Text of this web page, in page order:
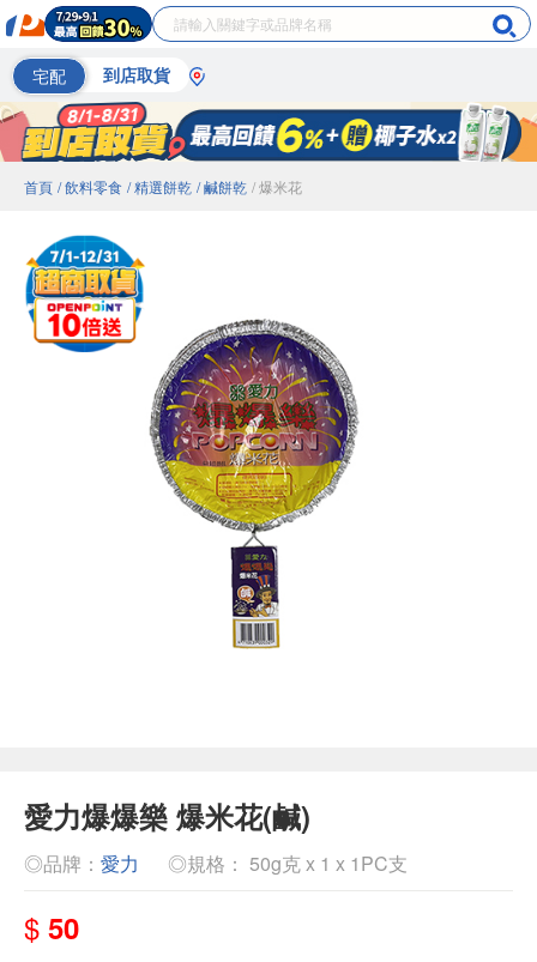
宅配 到店取貨
首頁 / 飲料零食 / 精選餅乾 / 鹹餅乾 / 爆米花
愛力爆爆樂 爆米花(鹹)
◎品牌： 愛力 ◎規格： 50g克 x 1 x 1PC支
$ 50